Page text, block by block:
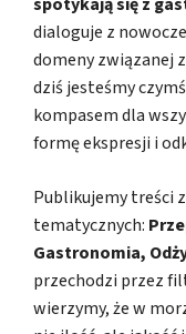
dialoguje z
domeny związanej
dziś jesteśmy
kompasem dla
formę ekspresji i
Publikujemy treści
tematycznych:
Gastronomia,
przechodzi przez
wierzymy, że w